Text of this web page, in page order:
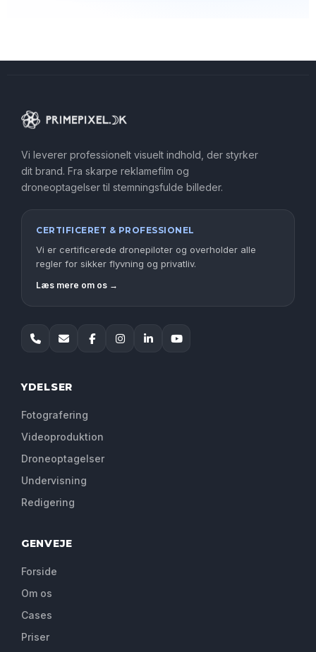
Vi leverer professionelt visuelt indhold, der styrker
dit brand. Fra skarpe reklamefilm og
droneoptagelser til stemningsfulde billeder.
CERTIFICERET & PROFESSIONEL
Vi er certificerede dronepiloter og overholder alle
regler for sikker flyvning og privatliv.
Læs mere om os →
YDELSER
Fotografering
Videoproduktion
Droneoptagelser
Undervisning
Redigering
GENVEJE
Forside
Om os
Cases
Priser